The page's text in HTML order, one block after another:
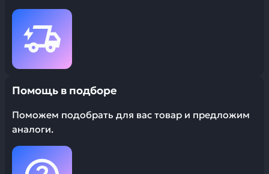
Помощь в подборе
Поможем подобрать для вас товар и предложим
аналоги.